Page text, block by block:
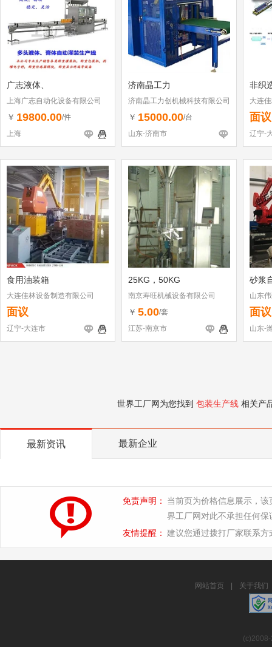
广志液体、
上海广志自动化设备有限公司
￥ 19800.00/件
上海
济南晶工力
济南晶工力创机械科技有限公司
￥ 15000.00/台
山东-济南市
非织
大连
面议
辽宁-
食用油装箱
大连佳林设备制造有限公司
面议
辽宁-大连市
25KG，50KG
南京寿旺机械设备有限公司
￥ 5.00/套
江苏-南京市
砂浆
山东
司
面议
山东-
世界工厂网为您找到 包装生产线 相关产
最新资讯 最新企业
免责声明：
当前页为价格信息展示，
界工厂网对此不承担任何保
友情提醒： 建议您通过拨打厂家联系
网站首页 关于我们